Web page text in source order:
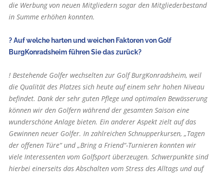
die Werbung von neuen Mitgliedern sogar den Mitgliederbestand
in Summe erhöhen konnten.
? Auf welche harten und weichen Faktoren von Golf
BurgKonradsheim führen Sie das zurück?
! Bestehende Golfer wechselten zur Golf BurgKonradsheim, weil
die Qualität des Platzes sich heute auf einem sehr hohen Niveau
befindet. Dank der sehr guten Pflege und optimalen Bewässerung
können wir den Golfern während der gesamten Saison eine
wunderschöne Anlage bieten. Ein anderer Aspekt zielt auf das
Gewinnen neuer Golfer. In zahlreichen Schnupperkursen, „Tagen
der offenen Türe“ und „Bring a Friend“-Turnieren konnten wir
viele Interessenten vom Golfsport überzeugen. Schwerpunkte sind
hierbei einerseits das Abschalten vom Stress des Alltags und auf